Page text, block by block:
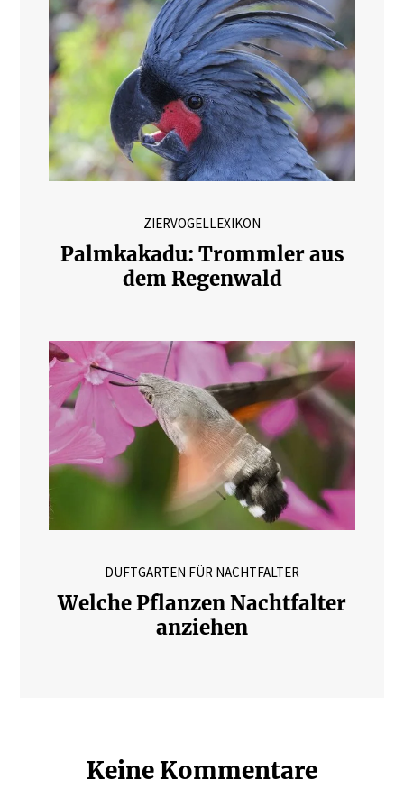
ZIERVOGELLEXIKON
Palmkakadu: Trommler aus
dem Regenwald
DUFTGARTEN FÜR NACHTFALTER
Welche Pflanzen Nachtfalter
anziehen
Keine Kommentare